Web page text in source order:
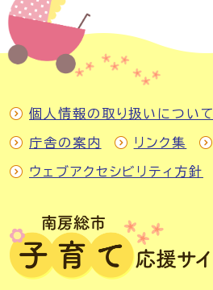
個人情報の取り扱いについて
庁舎の案内 リンク集
ウェブアクセシビリティ方針